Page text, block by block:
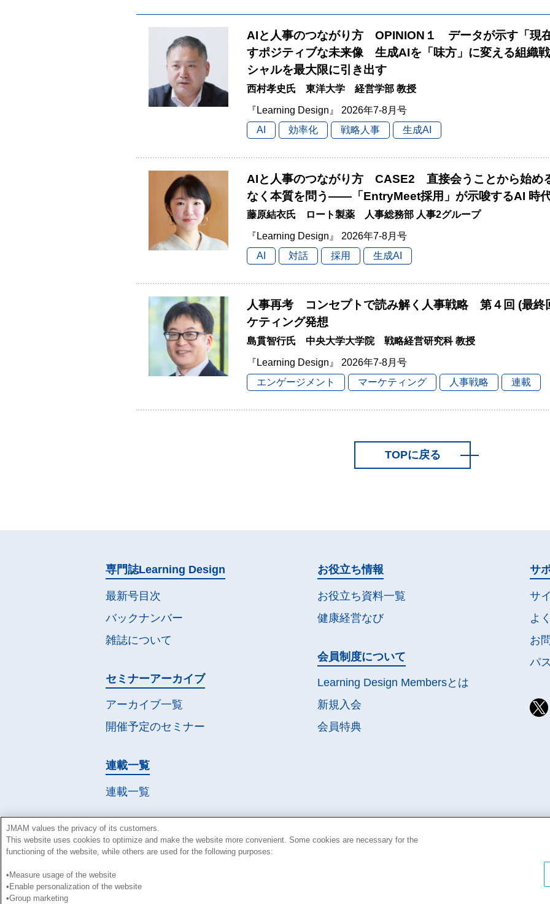
AIと人事のつながり方 OPINION１ データが示す「現
すポジティブな未来像 生成AIを「味方」に変える組織
シャルを最大限に引き出す
西村孝史氏 東洋大学 経営学部 教授
『Learning Design』 2026年7-8月号
AI
効率化 戦略人事 生成AI
AIと人事のつながり方 CASE2 直接会うことから始め
なく本質を問う――「EntryMeet採用」が示唆するAI 時
藤原結衣氏 ロート製薬 人事総務部 人事2グループ
『Learning Design』 2026年7-8月号
AI
対話 採用 生成AI
人事再考 コンセプトで読み解く人事戦略 第４回 (最
ケティング発想
島貫智行氏 中央大学大学院 戦略経営研究科 教授
『Learning Design』 2026年7-8月号
エンゲージメント
マーケティング 人事戦略 連載
TOPに戻る
専門誌Learning Design
最新号目次
バックナンバー
雑誌について
セミナーアーカイブ
アーカイブ一覧
開催予定のセミナー
連載一覧
連載一覧
お役立ち情報
お役立ち資料一覧
健康経営なび
会員制度について
Learning Design Membersとは
新規入会
会員特典
サ
サ
よ
お
パ
JMAM values the privacy of its customers.
This website uses cookies to optimize and make the website more convenient. Some cookies are necessary for the
functioning of the website, while others are used for the following purposes:
•Measure usage of the website
•Enable personalization of the website
•Group marketing